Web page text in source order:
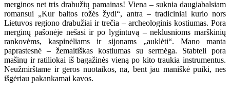
merginos net tris drabužių pamainas! Viena – suknia daugiabalsiam
romansui „Kur baltos rožės žydi“, antra – tradiciniai kurio nors
Lietuvos regiono drabužiai ir trečia – archeologinis kostiumas. Pora
merginų pašonėje nešasi ir po lygintuvą – neklusnioms marškinių
rankovėms, kaspinėliams ir sijonams „auklėti“. Mano manta
paprastesnė – žemaitiškas kostiumas su sermėga. Stabteli pora
mašinų ir ratiliokai iš bagažinės vieną po kito traukia instrumentus.
Neužmirštame ir geros nuotaikos, na, bent jau maniškė puiki, nes
išgėriau pakankamai kavos.